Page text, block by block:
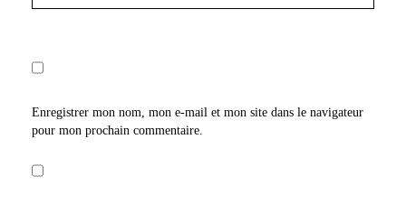
Enregistrer mon nom, mon e-mail et mon site dans le navigateur
pour mon prochain commentaire.